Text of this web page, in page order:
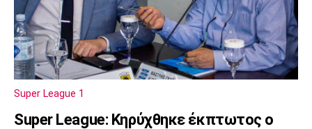
Super League 1
Super League: Κηρύχθηκε έκπτωτος ο